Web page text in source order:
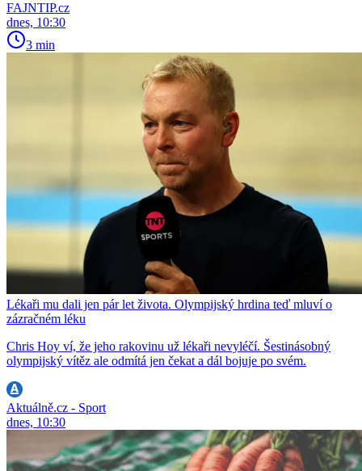
FAJNTIP.cz
dnes, 10:30
3 min
Lékaři mu dali jen pár let života. Olympijský hrdina teď mluví o
zázračném léku
Chris Hoy ví, že jeho rakovinu už lékaři nevyléčí. Šestinásobný
olympijský vítěz ale odmítá jen čekat a dál bojuje po svém.
Aktuálně.cz - Sport
dnes, 10:30